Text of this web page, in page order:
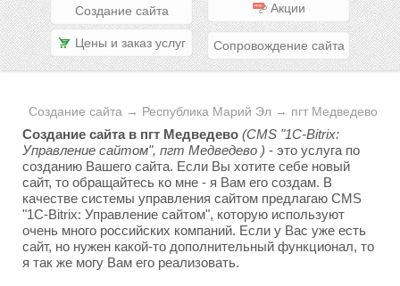
Создание сайта Акции
Цены и заказ услуг Сопровождение сайта
Создание сайта → Республика Марий Эл → пгт Медведево
Создание сайта в пгт Медведево (CMS "1C-Bitrix:
Управление сайтом", пгт Медведево ) - это услуга по
созданию Вашего сайта. Если Вы хотите себе новый
сайт, то обращайтесь ко мне - я Вам его создам. В
качестве системы управления сайтом предлагаю CMS
"1C-Bitrix: Управление сайтом", которую используют
очень много российских компаний. Если у Вас уже есть
сайт, но нужен какой-то дополнительный функционал, то
я так же могу Вам его реализовать.